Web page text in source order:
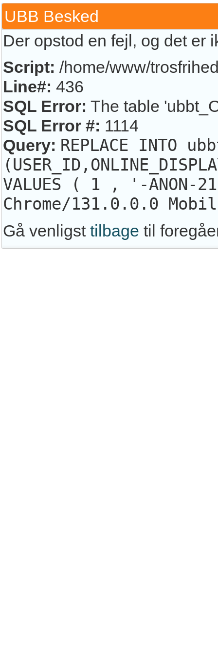
UBB Besked
Der opstod en fejl, og det
Script: /home/www/
Line#: 436
SQL Error: The table
SQL Error #: 1114
Query: REPLACE INTO
VALUES ( 1 , '-
Chrome/131.0.0.0
Gå venligst tilbage til